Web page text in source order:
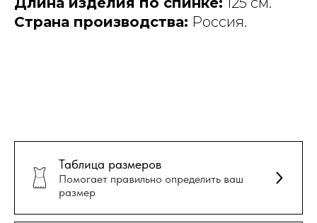
Страна производства: Россия.
Таблица размеров
Помогает правильно определить ваш
размер